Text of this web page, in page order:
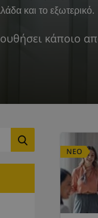
και το εξωτερικό.
κάποιο
ΝΕΟ